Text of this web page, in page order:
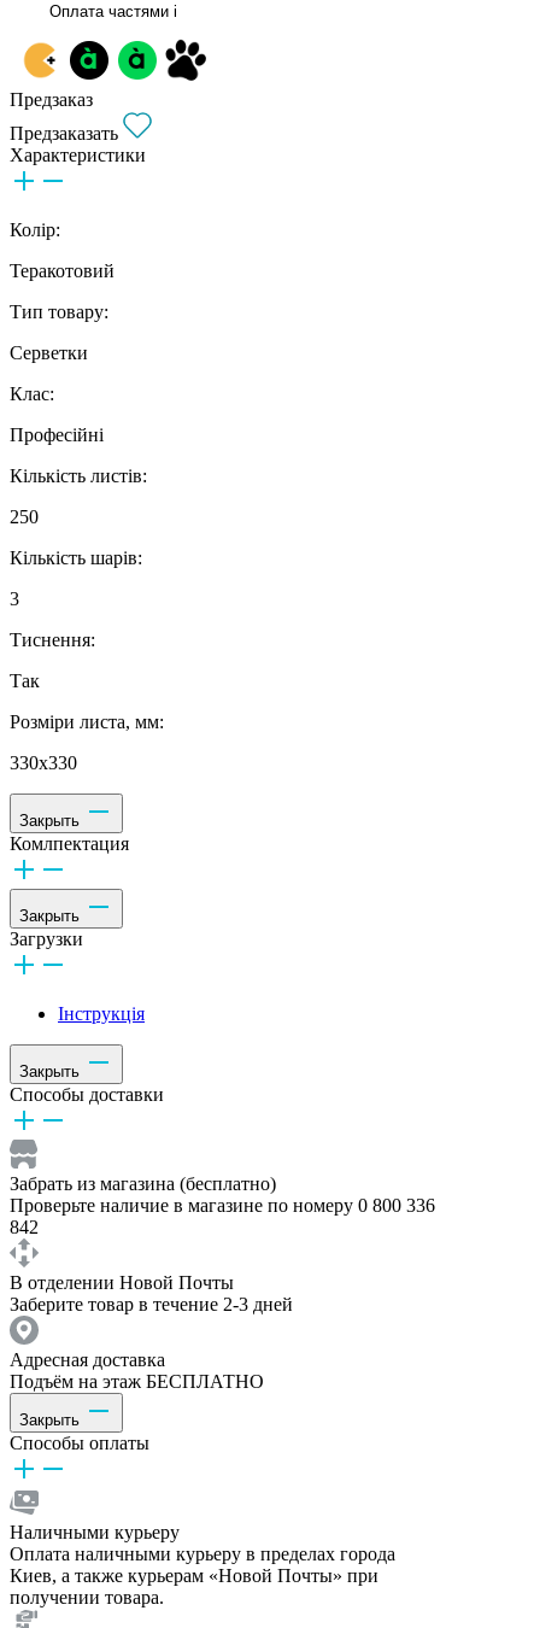
Оплата частями i
Предзаказ
Предзаказать
Характеристики
Колір:
Теракотовий
Тип товару:
Серветки
Клас:
Професійні
Кількість листів:
250
Кількість шарів:
3
Тиснення:
Так
Розміри листа, мм:
330х330
Закрыть
Комлпектация
Закрыть
Загрузки
Інструкція
Закрыть
Способы доставки
Забрать из магазина (бесплатно)
Проверьте наличие в магазине по номеру 0 800 336
842
В отделении Новой Почты
Заберите товар в течение 2-3 дней
Адресная доставка
Подъём на этаж БЕСПЛАТНО
Закрыть
Способы оплаты
Наличными курьеру
Оплата наличными курьеру в пределах города
Киев, а также курьерам «Новой Почты» при
получении товара.